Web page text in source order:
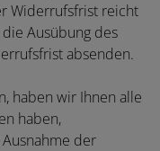
Widerrufsfrist reicht
Ausübung des
absenden.
haben wir Ihnen alle
haben,
der